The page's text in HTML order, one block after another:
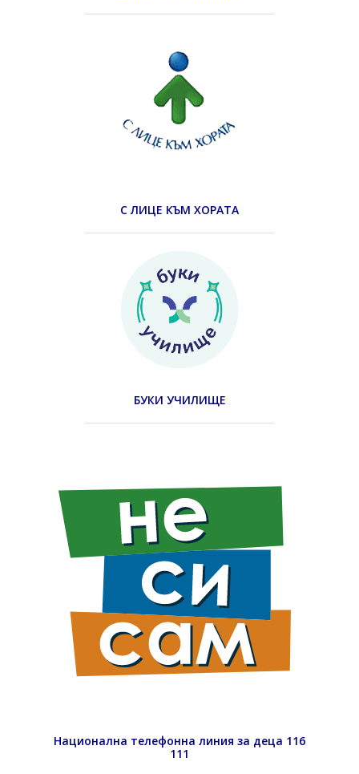
С ЛИЦЕ КЪМ ХОРАТА
БУКИ УЧИЛИЩЕ
Национална телефонна линия за деца 116
111